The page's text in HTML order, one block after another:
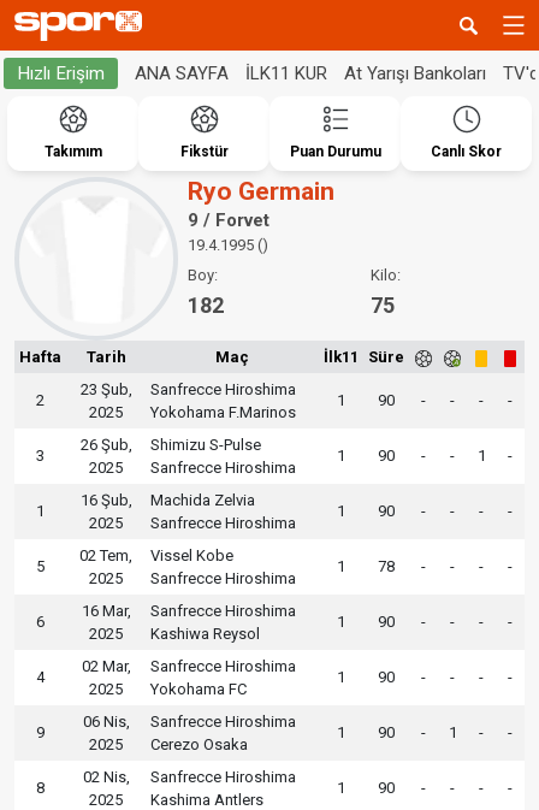
Hızlı Erişim ANA SAYFA İLK11 KUR At Yarışı Bankoları
Takımım Fikstür Puan Durumu Canlı Skor
Ryo Germain
9 / Forvet
19.4.1995 ()
Boy:
182
Kilo:
75
Hafta Tarih Maç İlk11 Süre
2
23 Şub,
2025
Sanfrecce Hiroshima
Yokohama F.Marinos
1 90 - - - -
3
26 Şub,
2025
Shimizu S-Pulse
Sanfrecce Hiroshima
1 90 - - 1 -
1
16 Şub,
2025
Machida Zelvia
Sanfrecce Hiroshima
1 90 - - - -
5
02 Tem,
2025
Vissel Kobe
Sanfrecce Hiroshima
1 78 - - - -
6
16 Mar,
2025
Sanfrecce Hiroshima
Kashiwa Reysol
1 90 - - - -
4
02 Mar,
2025
Sanfrecce Hiroshima
Yokohama FC
1 90 - - - -
9
06 Nis,
2025
Sanfrecce Hiroshima
Cerezo Osaka
1 90 - 1 - -
8
02 Nis,
2025
Sanfrecce Hiroshima
Kashima Antlers
1 90 - - - -